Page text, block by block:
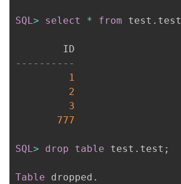
SQL> select * from test . test
----------
1
2
3
777
SQL> drop table test . test ;
Table dropped .